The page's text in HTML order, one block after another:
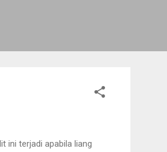
ini terjadi apabila liang